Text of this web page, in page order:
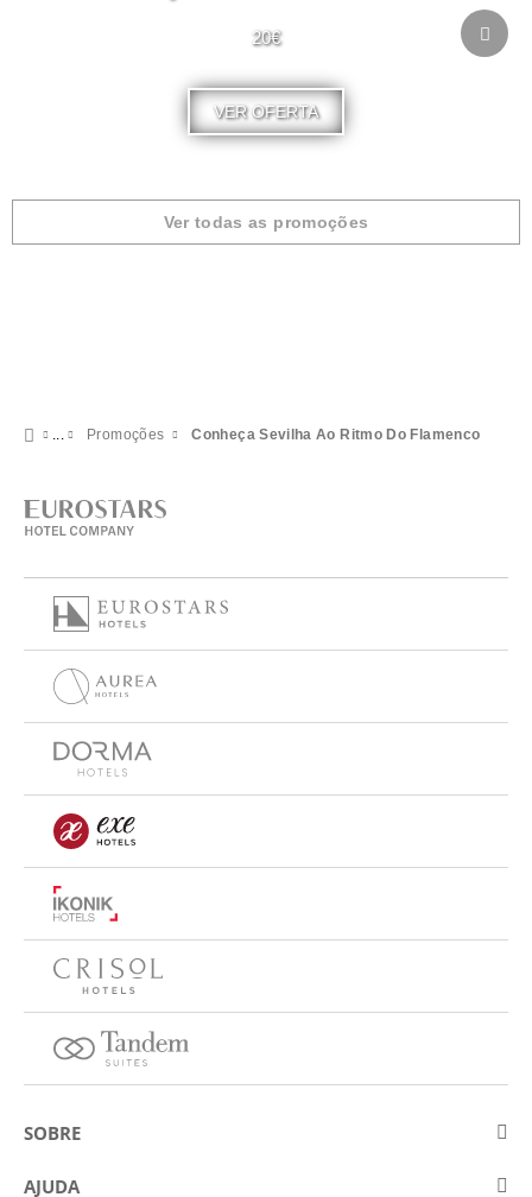
20€
VER OFERTA
Ver todas as promoções
Promoções Conheça Sevilha Ao Ritmo Do Flamenco
SOBRE
Sobre a Eurostars Hotel Company
AJUDA